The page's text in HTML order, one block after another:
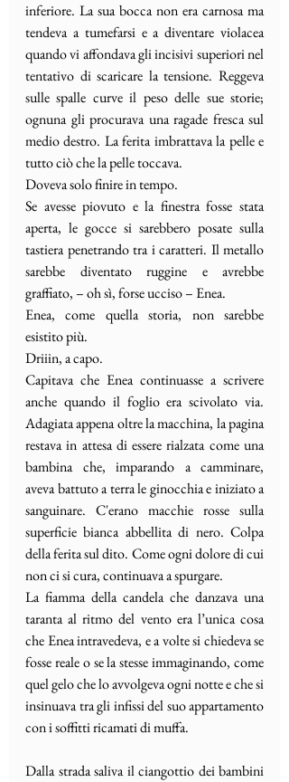
inferiore. La sua bocca non era carnosa ma
tendeva a tumefarsi e a diventare violacea
quando vi affondava gli incisivi superiori nel
tentativo di scaricare la tensione. Reggeva
sulle spalle curve il peso delle sue storie;
ognuna gli procurava una ragade fresca sul
medio destro. La ferita imbrattava la pelle e
tutto ciò che la pelle toccava.
Doveva solo finire in tempo.
Se avesse piovuto e la finestra fosse stata
aperta, le gocce si sarebbero posate sulla
tastiera penetrando tra i caratteri. Il metallo
sarebbe diventato ruggine e avrebbe
graffiato, – oh sì, forse ucciso – Enea.
Enea, come quella storia, non sarebbe
esistito più.
Driiin, a capo.
Capitava che Enea continuasse a scrivere
anche quando il foglio era scivolato via.
Adagiata appena oltre la macchina, la pagina
restava in attesa di essere rialzata come una
bambina che, imparando a camminare,
aveva battuto a terra le ginocchia e iniziato a
sanguinare. C'erano macchie rosse sulla
superficie bianca abbellita di nero. Colpa
della ferita sul dito. Come ogni dolore di cui
non ci si cura, continuava a spurgare.
La fiamma della candela che danzava una
taranta al ritmo del vento era l’unica cosa
che Enea intravedeva, e a volte si chiedeva se
fosse reale o se la stesse immaginando, come
quel gelo che lo avvolgeva ogni notte e che si
insinuava tra gli infissi del suo appartamento
con i soffitti ricamati di muffa.
Dalla strada saliva il ciangottio dei bambini